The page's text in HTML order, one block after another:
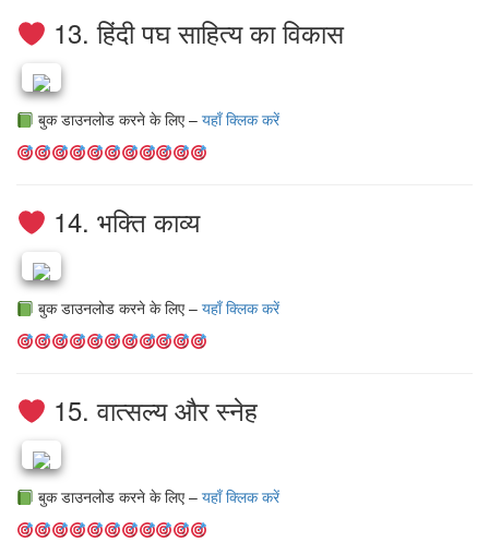
13. हिंदी पघ साहित्य का विकास
बुक डाउनलोड करने के लिए – यहाँ क्लिक करें
14. भक्ति काव्य
बुक डाउनलोड करने के लिए – यहाँ क्लिक करें
15. वात्सल्य और स्नेह
बुक डाउनलोड करने के लिए – यहाँ क्लिक करें